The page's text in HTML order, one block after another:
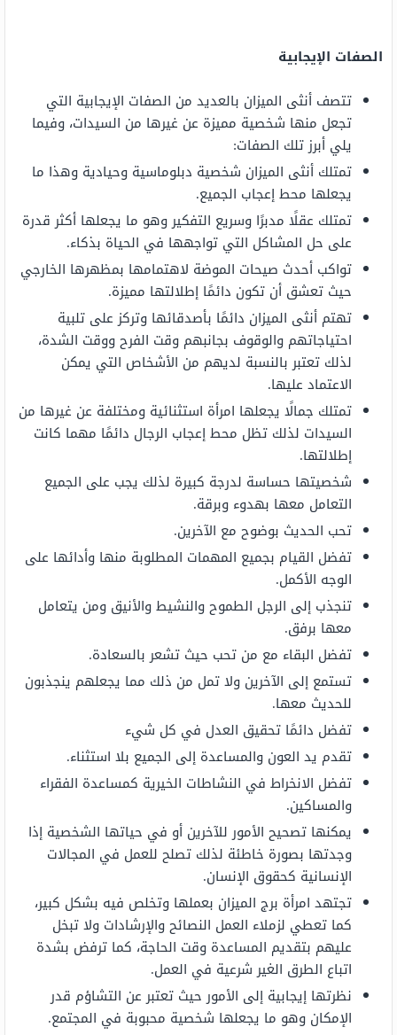
الصفات الإيجابية
تتصف أنثى الميزان بالعديد من الصفات الإيجابية التي
تجعل منها شخصية مميزة عن غيرها من السيدات، وفيما
يلي أبرز تلك الصفات:
تمتلك أنثى الميزان شخصية دبلوماسية وحيادية وهذا ما
يجعلها محط إعجاب الجميع.
تمتلك عقلًا مدبرًا وسريع التفكير وهو ما يجعلها أكثر قدرة
على حل المشاكل التي تواجهها في الحياة بذكاء.
تواكب أحدث صيحات الموضة لاهتمامها بمظهرها الخارجي
حيث تعشق أن تكون دائمًا إطلالتها مميزة.
تهتم أنثى الميزان دائمًا بأصدقائها وتركز على تلبية
احتياجاتهم والوقوف بجانبهم وقت الفرح ووقت الشدة،
لذلك تعتبر بالنسبة لديهم من الأشخاص التي يمكن
الاعتماد عليها.
تمتلك جمالًا يجعلها امرأة استثنائية ومختلفة عن غيرها من
السيدات لذلك تظل محط إعجاب الرجال دائمًا مهما كانت
إطلالتها.
شخصيتها حساسة لدرجة كبيرة لذلك يجب على الجميع
التعامل معها بهدوء وبرقة.
تحب الحديث بوضوح مع الآخرين.
تفضل القيام بجميع المهمات المطلوبة منها وأدائها على
الوجه الأكمل.
تنجذب إلى الرجل الطموح والنشيط والأنيق ومن يتعامل
معها برفق.
تفضل البقاء مع من تحب حيث تشعر بالسعادة.
تستمع إلى الآخرين ولا تمل من ذلك مما يجعلهم ينجذبون
للحديث معها.
تفضل دائمًا تحقيق العدل في كل شيء
تقدم يد العون والمساعدة إلى الجميع بلا استثناء.
تفضل الانخراط في النشاطات الخيرية كمساعدة الفقراء
والمساكين.
يمكنها تصحيح الأمور للآخرين أو في حياتها الشخصية إذا
وجدتها بصورة خاطئة لذلك تصلح للعمل في المجالات
الإنسانية كحقوق الإنسان.
تجتهد امرأة برج الميزان بعملها وتخلص فيه بشكل كبير،
كما تعطي لزملاء العمل النصائح والإرشادات ولا تبخل
عليهم بتقديم المساعدة وقت الحاجة، كما ترفض بشدة
اتباع الطرق الغير شرعية في العمل.
نظرتها إيجابية إلى الأمور حيث تعتبر عن التشاؤم قدر
الإمكان وهو ما يجعلها شخصية محبوبة في المجتمع.